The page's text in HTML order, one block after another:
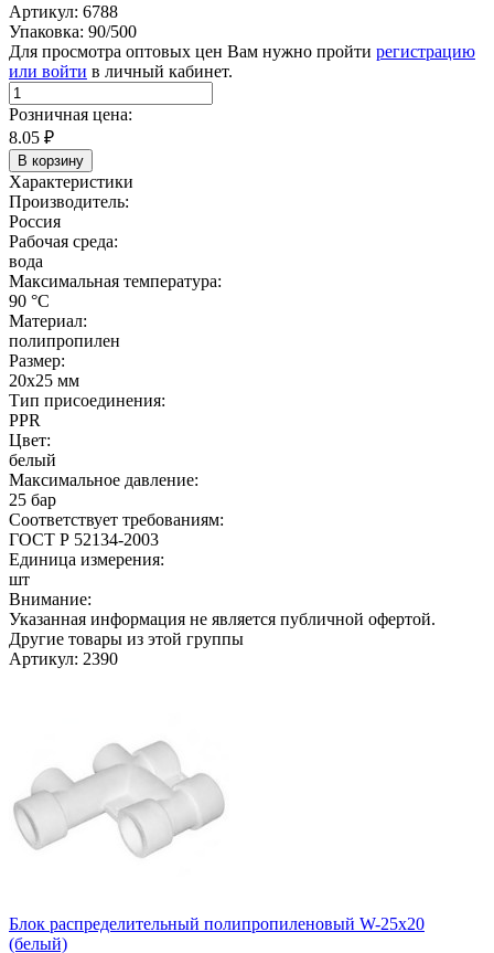
Артикул: 6788
Упаковка: 90/500
Для просмотра оптовых цен Вам нужно пройти регистрацию
или войти в личный кабинет.
Розничная цена:
8.05 ₽
В корзину
Характеристики
Производитель:
Россия
Рабочая среда:
вода
Максимальная температура:
90 °C
Материал:
полипропилен
Размер:
20х25 мм
Тип присоединения:
PPR
Цвет:
белый
Максимальное давление:
25 бар
Соответствует требованиям:
ГОСТ Р 52134-2003
Единица измерения:
шт
Внимание:
Указанная информация не является публичной офертой.
Другие товары из этой группы
Артикул: 2390
Блок распределительный полипропиленовый W-25х20
(белый)